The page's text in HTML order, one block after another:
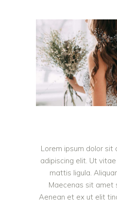
Lorem ipsum dolor
adipiscing elit. Ut
mattis ligula.
Maecenas sit amet
Aenean et ex ut elit